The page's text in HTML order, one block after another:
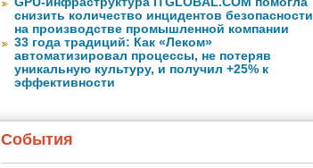
снизить количество инцидентов безопасности
на производстве промышленной компании
33 года традиций: Как «Леком»
автоматизировал процессы, не потеряв
уникальную культуру, и получил +25% к
эффективности
События